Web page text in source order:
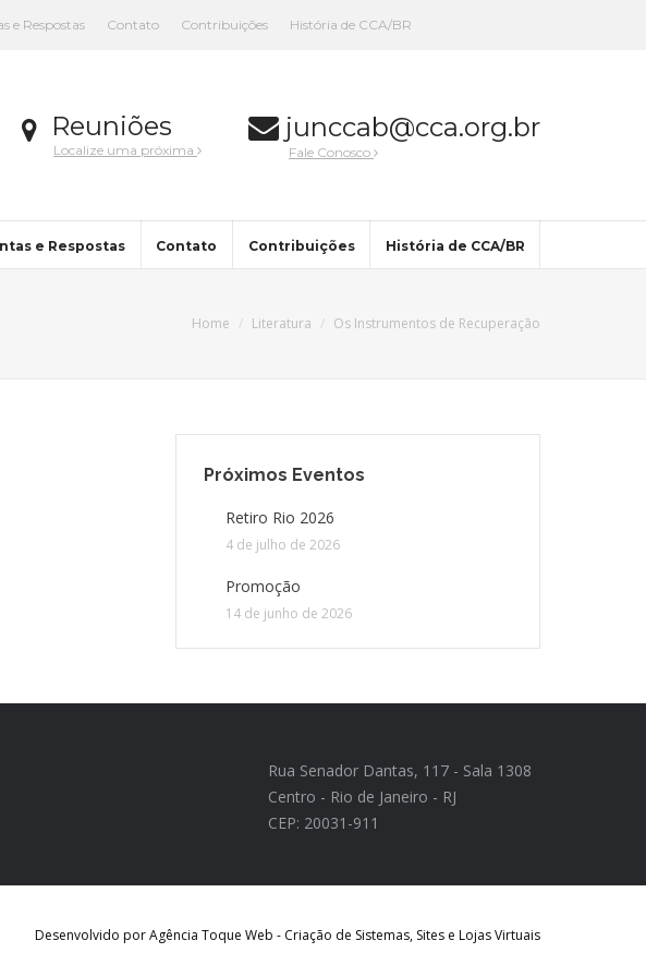
e Respostas Contato Contribuições História de CCA/BR
Reuniões
Localize uma próxima
junccab@cca.org.br
Fale Conosco
e Respostas Contato Contribuições História de CCA/BR
Home Literatura Os Instrumentos de Recuperação
Próximos Eventos
Retiro Rio 2026
4 de julho de 2026
Promoção
14 de junho de 2026
Rua Senador Dantas, 117 - Sala 1308
Centro - Rio de Janeiro - RJ
CEP: 20031-911
Desenvolvido por Agência Toque Web - Criação de Sistemas, Sites e Lojas Virtuais